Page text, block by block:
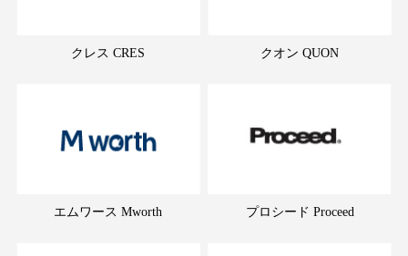
クレス CRES クオン QUON
エムワース Mworth プロシード Proceed